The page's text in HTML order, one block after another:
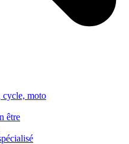
moto
être